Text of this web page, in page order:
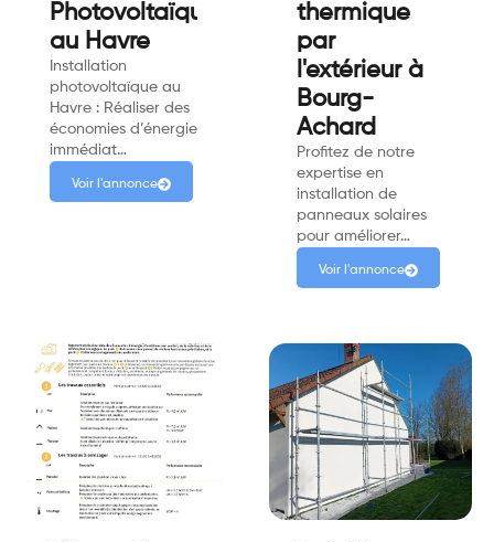
Photovoltaïque
au Havre
Installation
photovoltaïque au
Havre : Réaliser des
économies d’énergie
immédiat…
Voir l'annonce
thermique
par
l'extérieur à
Bourg-
Achard
Profitez de notre
expertise en
installation de
panneaux solaires
pour améliorer…
Voir l'annonce